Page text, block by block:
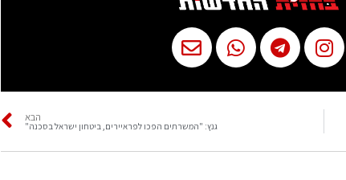
הבא
גנץ: "המשרתים הפכו לפראיירים, ביטחון ישראל בסכנה"